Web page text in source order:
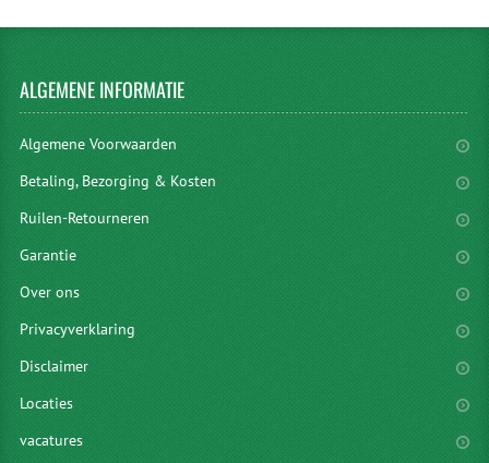
ALGEMENEINFORMATIE
Algemene Voorwaarden
Betaling, Bezorging & Kosten
Ruilen-Retourneren
Garantie
Over ons
Privacyverklaring
Disclaimer
Locaties
vacatures